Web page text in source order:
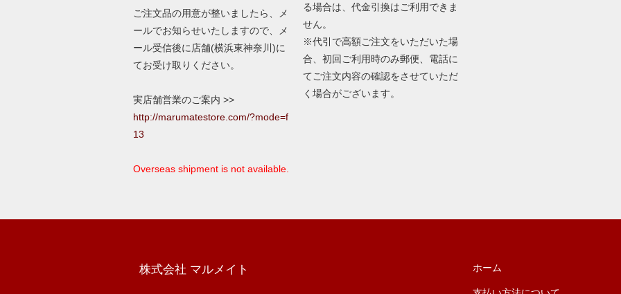
ご注文品の用意が整いましたら、メ
ールでお知らせいたしますので、メ
ール受信後に店舗(横浜東神奈川)に
てお受け取りください。
実店舗営業のご案内 >>
http://marumatestore.com/?mode=f
13
Overseas shipment is not available.
る場合は、代金引換はご利用できま
せん。
※代引で高額ご注文をいただいた場
合、初回ご利用時のみ郵便、電話に
てご注文内容の確認をさせていただ
く場合がございます。
株式会社 マルメイト ホーム